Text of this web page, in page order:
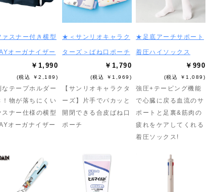
スナー付き横型
オーガナイザー
￥1,990
(税込 ￥2,189)
なテープホルダー
！物が落ちにくい
スナー仕様の横型
オーガナイザー
★＜サンリオキャラク
ターズ＞ばね口ポーチ
￥1,790
(税込 ￥1,969)
【サンリオキャラクタ
ーズ】片手でパカッと
開閉できる合皮ばね口
ポーチ
★足底アーチサポート
着圧ハイソックス
￥990
(税込 ￥1,089)
強圧+テーピング機能
で心臓に戻る血流のサ
ポートと足裏&筋肉の
疲れをケアしてくれる
着圧ソックス!